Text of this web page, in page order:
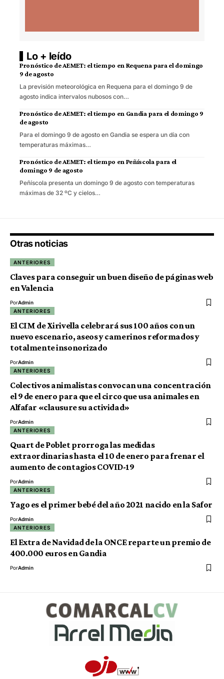
Lo + leído
Pronóstico de AEMET: el tiempo en Requena para el domingo
9 de agosto
La previsión meteorológica en Requena para el domingo 9 de
agosto indica intervalos nubosos con…
Pronóstico de AEMET: el tiempo en Gandia para el domingo 9
de agosto
Para el domingo 9 de agosto en Gandia se espera un día con
temperaturas máximas…
Pronóstico de AEMET: el tiempo en Peñíscola para el
domingo 9 de agosto
Peñíscola presenta un domingo 9 de agosto con temperaturas
máximas de 32 ºC y cielos…
Otras noticias
ANTERIORES
Claves para conseguir un buen diseño de páginas web
en Valencia
PorAdmin
ANTERIORES
El CIM de Xirivella celebrará sus 100 años con un
nuevo escenario, aseos y camerinos reformados y
totalmente insonorizado
PorAdmin
ANTERIORES
Colectivos animalistas convocan una concentración
el 9 de enero para que el circo que usa animales en
Alfafar «clausure su actividad»
PorAdmin
ANTERIORES
Quart de Poblet prorroga las medidas
extraordinarias hasta el 10 de enero para frenar el
aumento de contagios COVID-19
PorAdmin
ANTERIORES
Yago es el primer bebé del año 2021 nacido en la Safor
PorAdmin
ANTERIORES
El Extra de Navidad de la ONCE reparte un premio de
400.000 euros en Gandia
PorAdmin